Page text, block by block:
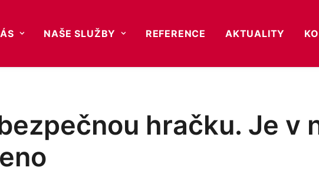
NAŠE SLUŽBY REFERENCE AKTUALITY
hračku. Je v